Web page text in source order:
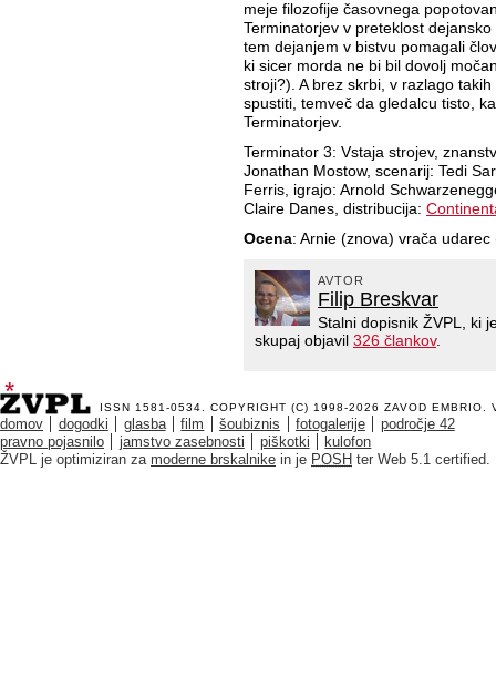
meje filozofije časovnega
Terminatorjev v preteklost
tem dejanjem v bistvu pomagali
ki sicer morda ne bi bil dovolj
stroji?). A brez skrbi, v razlago
spustiti, temveč da gledalcu tisto,
Terminatorjev.
Terminator 3: Vstaja strojev,
Jonathan Mostow, scenarij: Tedi
Ferris, igrajo: Arnold
Claire Danes, distribucija:
Ocena: Arnie (znova) vrača udarec
AVTOR
Filip Breskvar
Stalni dopisnik ŽVPL, ki
skupaj objavil 326 člankov.
ISSN 1581-0534. COPYRIGHT (C) 1998-2026 ZAVOD EMBRIO .
domov dogodki glasba film šoubiznis fotogalerije
področje 42
pravno pojasnilo
jamstvo zasebnosti piškotki
kulofon
ŽVPL je optimiziran za moderne brskalnike in je POSH ter Web 5.1 certified.